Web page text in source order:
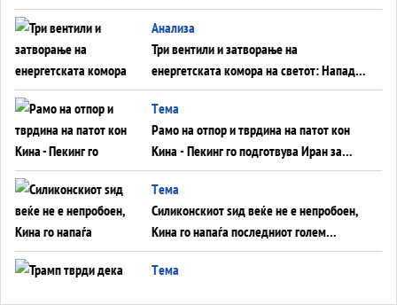
WILDBERRIES
Aнализа
Три вентили и затворање на
енергетската комора на светот: Нападот
во Суец најавува глобален енергетски
инфаркт?
Tема
Рамо на отпор и тврдина на патот кон
Кина - Пекинг го подготвува Иран за
американска копнена инвазија
Tема
Силиконскиот ѕид веќе не е непробоен,
Кина го напаѓа последниот голем
монопол на Западот?
Tема